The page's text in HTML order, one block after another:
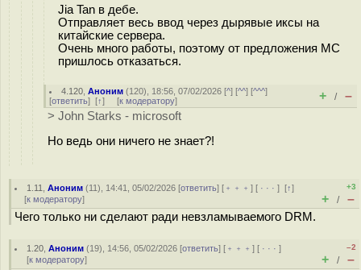
Jia Tan в дебе.
Отправляет весь ввод через дырявые иксы на
китайские сервера.
Очень много работы, поэтому от предложения МС
пришлось отказаться.
4.120 ,Аноним (120), 18:56, 07/02/2026 [^] [^^] [^^^]
[ответить] [↑] [к модератору] + / –
> John Starks - microsoft
Но ведь они ничего не знает?!
1.11 ,Аноним (11), 14:41, 05/02/2026 [ответить] [ ﹢﹢﹢] [ · · ·][↑]
[к модератору]
+3
+ / –
Чего только ни сделают ради невзламываемого DRM.
1.20 ,Аноним (19), 14:56, 05/02/2026 [ответить] [ ﹢﹢﹢] [ · · ·]
[к модератору]
–2
+ / –